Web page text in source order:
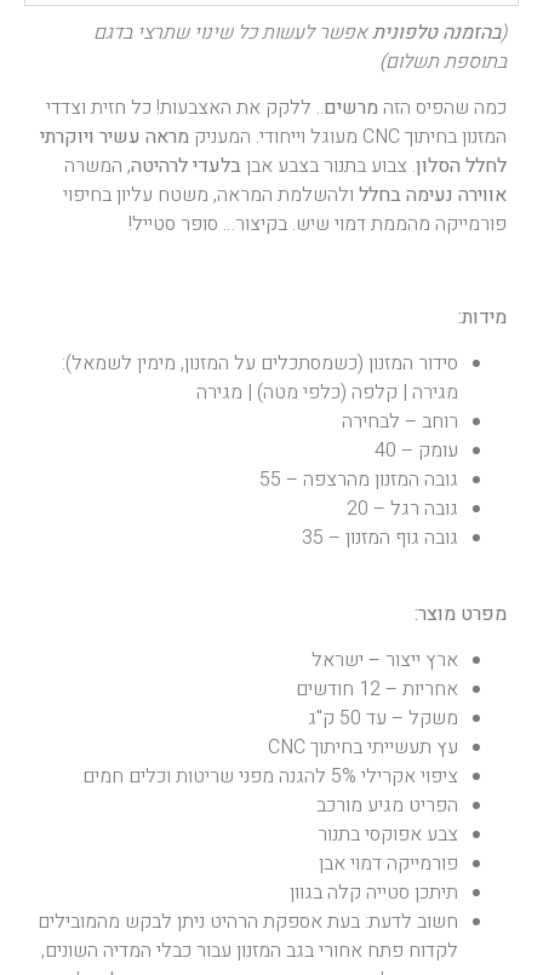
(בהזמנה טלפוניתאפשר לעשות כל שינוי שתרצי בדגם
בתוספת תשלום)
כמה שהפיס הזה מרשים.. ללקק את האצבעות! כל חזית וצדדי
המזנון בחיתוך CNC מעוגל וייחודי. המעניק
מראה עשיר ויוקרתי
לחלל הסלון. צבוע בתנור בצבע אבןבלעדי לרהיטה, המשרה
אווירה נעימה בחלל ולהשלמת המראה, משטח עליון בחיפוי
פורמייקה מהממת דמוי שיש. בקיצור… סופר סטייל!
מידות:
סידור המזנון (כשמסתכלים על המזנון, מימין לשמאל):
מגירה | קלפה (כלפי מטה) | מגירה
רוחב – לבחירה
עומק – 40
גובה המזנון מהרצפה – 55
גובה רגל – 20
גובה גוף המזנון – 35
מפרט מוצר:
ארץ ייצור – ישראל
אחריות – 12 חודשים
משקל – עד 50 ק"ג
עץ תעשייתי בחיתוך CNC
ציפוי אקרילי 5% להגנה מפני שריטות וכלים חמים
הפריט מגיע מורכב
צבע אפוקסי בתנור
פורמייקה דמוי אבן
תיתכן סטייה קלה בגוון
חשוב לדעת: בעת אספקת הרהיט ניתן לבקש מהמובילים
לקדוח פתח אחורי בגב המזנון עבור כבלי המדיה השונים,